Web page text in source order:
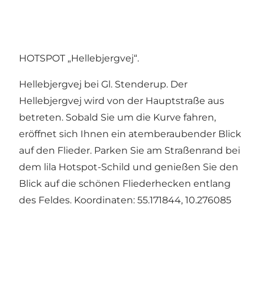
HOTSPOT „Hellebjergvej“.
Hellebjergvej bei Gl. Stenderup. Der
Hellebjergvej wird von der Hauptstraße aus
betreten. Sobald Sie um die Kurve fahren,
eröffnet sich Ihnen ein atemberaubender Blick
auf den Flieder. Parken Sie am Straßenrand bei
dem lila Hotspot-Schild und genießen Sie den
Blick auf die schönen Fliederhecken entlang
des Feldes. Koordinaten: 55.171844, 10.276085